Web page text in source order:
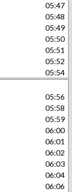
05:47
05:48
05:49
05:50
05:51
05:52
05:54
05:56
05:58
05:59
06:00
06:01
06:02
06:03
06:04
06:06